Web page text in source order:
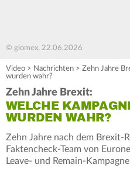
© glomex, 22.06.2026
Video > Nachrichten > Zehn Jahre
wurden wahr?
Zehn Jahre Brexit:
WELCHE
WURDEN WAHR?
Zehn Jahre nach dem Brexit-
Faktencheck-Team von
Leave- und Remain-